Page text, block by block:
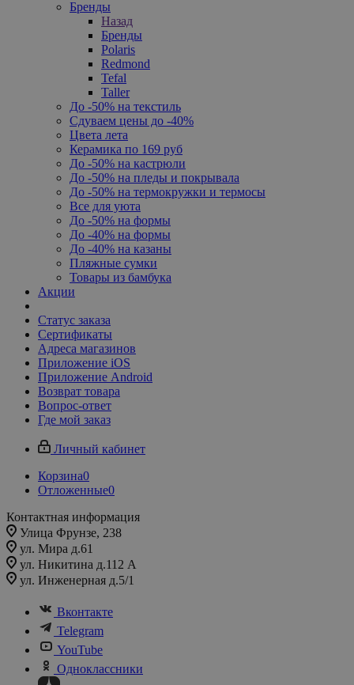
Бренды
Назад
Бренды
Polaris
Redmond
Tefal
Taller
До -50% на текстиль
Сдуваем цены до -40%
Цвета лета
Керамика по 169 руб
До -50% на кастрюли
До -50% на пледы и покрывала
До -50% на термокружки и термосы
Все для уюта
До -50% на формы
До -40% на формы
До -40% на казаны
Пляжные сумки
Товары из бамбука
Акции
Статус заказа
Сертификаты
Адреса магазинов
Приложение iOS
Приложение Android
Возврат товара
Вопрос-ответ
Где мой заказ
Личный кабинет
Корзина0
Отложенные0
Контактная информация
Улица Фрунзе, 238​
ул. Мира д.61
ул. Никитина д.112 А
ул. Инженерная д.5/1
Вконтакте
Telegram
YouTube
Одноклассники